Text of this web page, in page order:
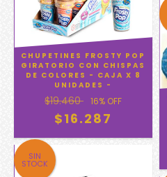
CHUPETINES FROSTY POP
GIRATORIO CON CHISPAS
DE COLORES - CAJA X 8
UNIDADES -
$19.460 16% OFF
$16.287
SIN
STOCK